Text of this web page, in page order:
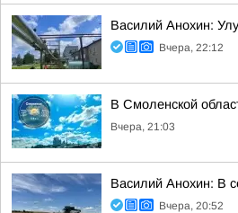
Василий Анохин:
Вчера, 22:12
В Смоленской
Вчера, 21:03
Василий Анохин: В
Вчера, 20:52